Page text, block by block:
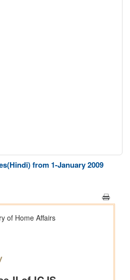
from 1-January 2009